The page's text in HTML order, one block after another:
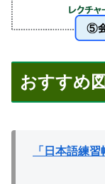
おすすめ
「日本語練習